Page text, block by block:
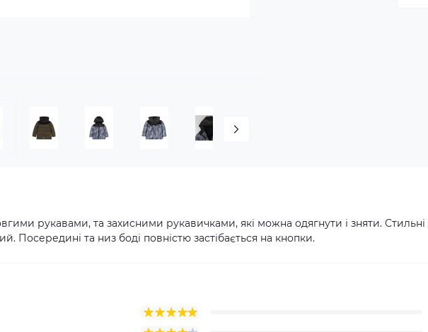
рукавами, та захисними рукавичками, які можна одягнути і зняти. Стильні
Посередині та низ боді повністю застібається на кнопки.